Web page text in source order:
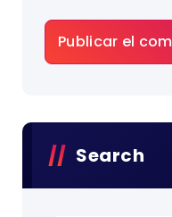
Search